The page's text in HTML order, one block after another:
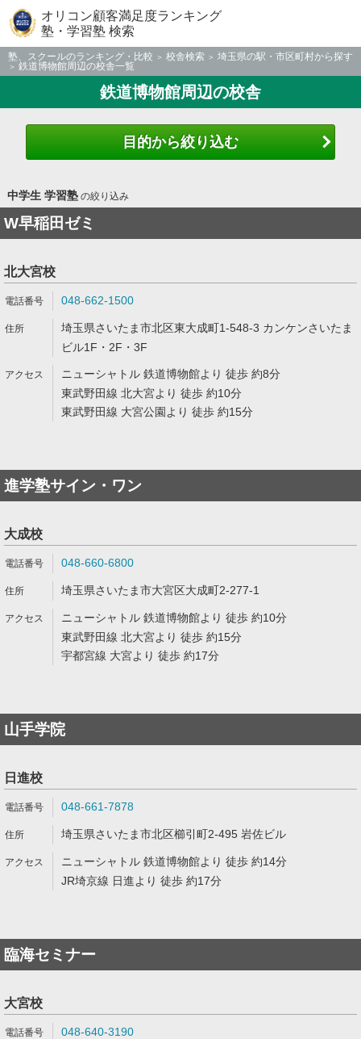
オリコン顧客満足度ランキング
塾・学習塾 検索
塾、スクールのランキング・比較 校舎検索
埼玉県の駅・市区町村から探す
鉄道博物館周辺の校舎一覧
鉄道博物館周辺の校舎
目的から絞り込む
中学生 学習塾の絞り込み
W早稲田ゼミ
北大宮校
048-662-1500
埼玉県さいたま市北区東大成町1-548-3 カンケンさいたま
ビル1F・2F・3F
ニューシャトル 鉄道博物館より 徒歩 約8分
東武野田線 北大宮より 徒歩 約10分
東武野田線 大宮公園より 徒歩 約15分
進学塾サイン・ワン
大成校
048-660-6800
埼玉県さいたま市大宮区大成町2-277-1
ニューシャトル 鉄道博物館より 徒歩 約10分
東武野田線 北大宮より 徒歩 約15分
宇都宮線 大宮より 徒歩 約17分
山手学院
日進校
048-661-7878
埼玉県さいたま市北区櫛引町2-495 岩佐ビル
ニューシャトル 鉄道博物館より 徒歩 約14分
JR埼京線 日進より 徒歩 約17分
臨海セミナー
大宮校
048-640-3190